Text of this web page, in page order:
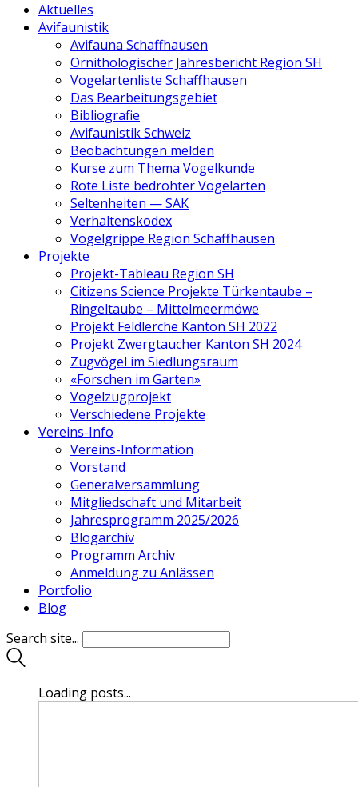
Aktuelles
Avifaunistik
Avifauna Schaffhausen
Ornithologischer Jahresbericht Region SH
Vogelartenliste Schaffhausen
Das Bearbeitungsgebiet
Bibliografie
Avifaunistik Schweiz
Beobachtungen melden
Kurse zum Thema Vogelkunde
Rote Liste bedrohter Vogelarten
Seltenheiten — SAK
Verhaltenskodex
Vogelgrippe Region Schaffhausen
Projekte
Projekt-Tableau Region SH
Citizens Science Projekte Türkentaube –
Ringeltaube – Mittelmeermöwe
Projekt Feldlerche Kanton SH 2022
Projekt Zwergtaucher Kanton SH 2024
Zugvögel im Siedlungsraum
«Forschen im Garten»
Vogelzugprojekt
Verschiedene Projekte
Vereins-Info
Vereins-Information
Vorstand
Generalversammlung
Mitgliedschaft und Mitarbeit
Jahresprogramm 2025/2026
Blogarchiv
Programm Archiv
Anmeldung zu Anlässen
Portfolio
Blog
Search site...
Loading posts...